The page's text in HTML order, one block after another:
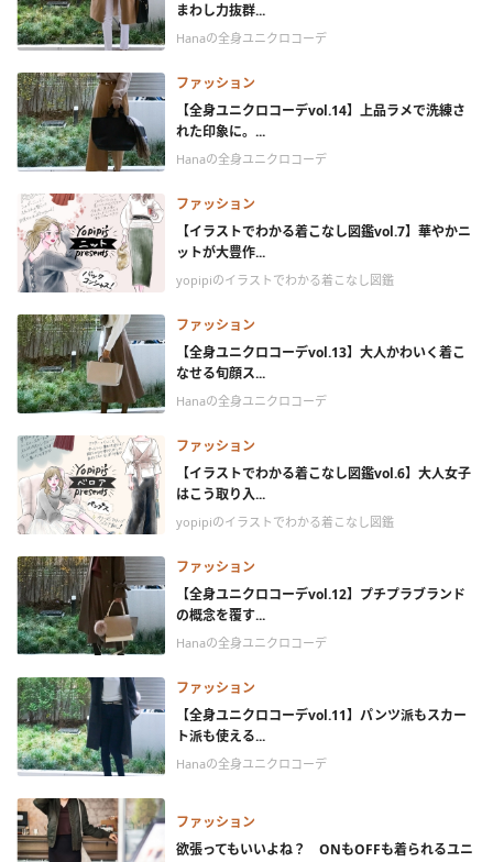
まわし力抜群...
Hanaの全身ユニクロコーデ
ファッション
【全身ユニクロコーデvol.14】上品ラメで洗練さ
れた印象に。...
Hanaの全身ユニクロコーデ
ファッション
【イラストでわかる着こなし図鑑vol.7】華やかニ
ットが大豊作...
yopipiのイラストでわかる着こなし図鑑
ファッション
【全身ユニクロコーデvol.13】大人かわいく着こ
なせる旬顔ス...
Hanaの全身ユニクロコーデ
ファッション
【イラストでわかる着こなし図鑑vol.6】大人女子
はこう取り入...
yopipiのイラストでわかる着こなし図鑑
ファッション
【全身ユニクロコーデvol.12】プチプラブランド
の概念を覆す...
Hanaの全身ユニクロコーデ
ファッション
【全身ユニクロコーデvol.11】パンツ派もスカー
ト派も使える...
Hanaの全身ユニクロコーデ
ファッション
欲張ってもいいよね？ ONもOFFも着られるユニ